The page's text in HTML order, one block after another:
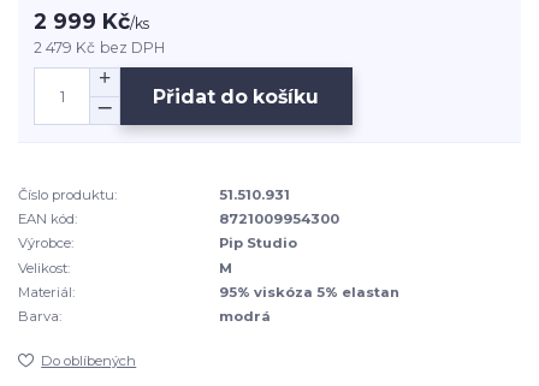
2 999 Kč/ks
2 479 Kč bez DPH
Přidat do košíku
Číslo produktu:
51.510.931
EAN kód:
8721009954300
Výrobce:
Pip Studio
Velikost:
M
Materiál:
95% viskóza 5% elastan
Barva:
modrá
Do oblíbených